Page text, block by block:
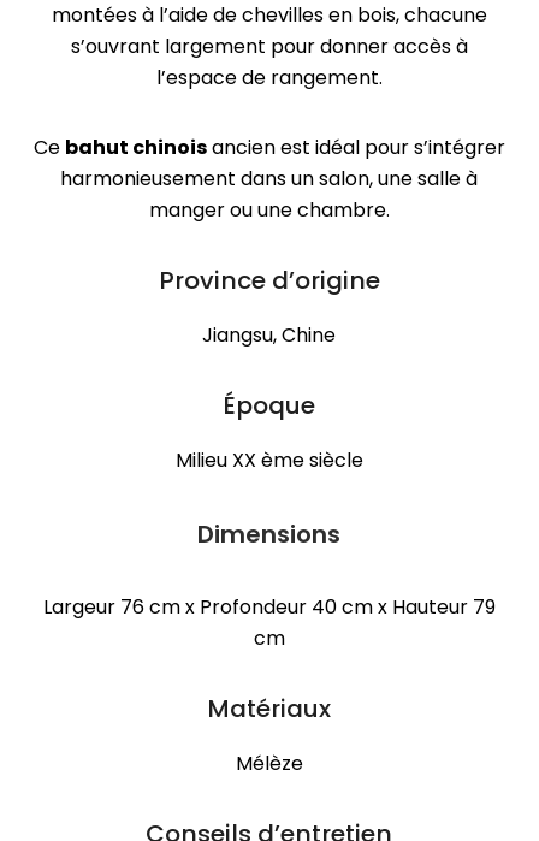
montées à l’aide de chevilles en bois, chacune
s’ouvrant largement pour donner accès à
l’espace de rangement.
Ce bahut chinoisancien est idéal pour s’intégrer
harmonieusement dans un salon, une salle à
manger ou une chambre.
Province d’origine
Jiangsu, Chine
Époque
Milieu XX ème siècle
Dimensions
Largeur 76 cm x Profondeur 40 cm x Hauteur 79
cm
Matériaux
Mélèze
Conseils d’entretien